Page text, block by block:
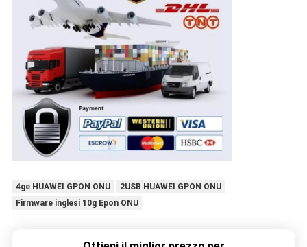
4ge HUAWEI GPON ONU
2USB HUAWEI GPON ONU
Firmware inglesi 10g Epon ONU